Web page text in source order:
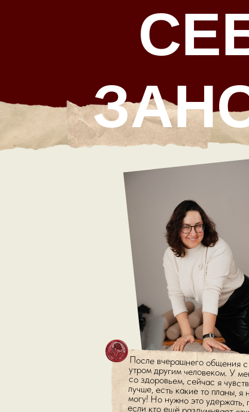
После вчерашнего общения с
утром другим человеком. У
со здоровьем, сейчас я
лучше, есть какие то планы, я
могу! Но нужно это удержать,
если кто ещё раздумывает
поверьте, делайте это здесь и